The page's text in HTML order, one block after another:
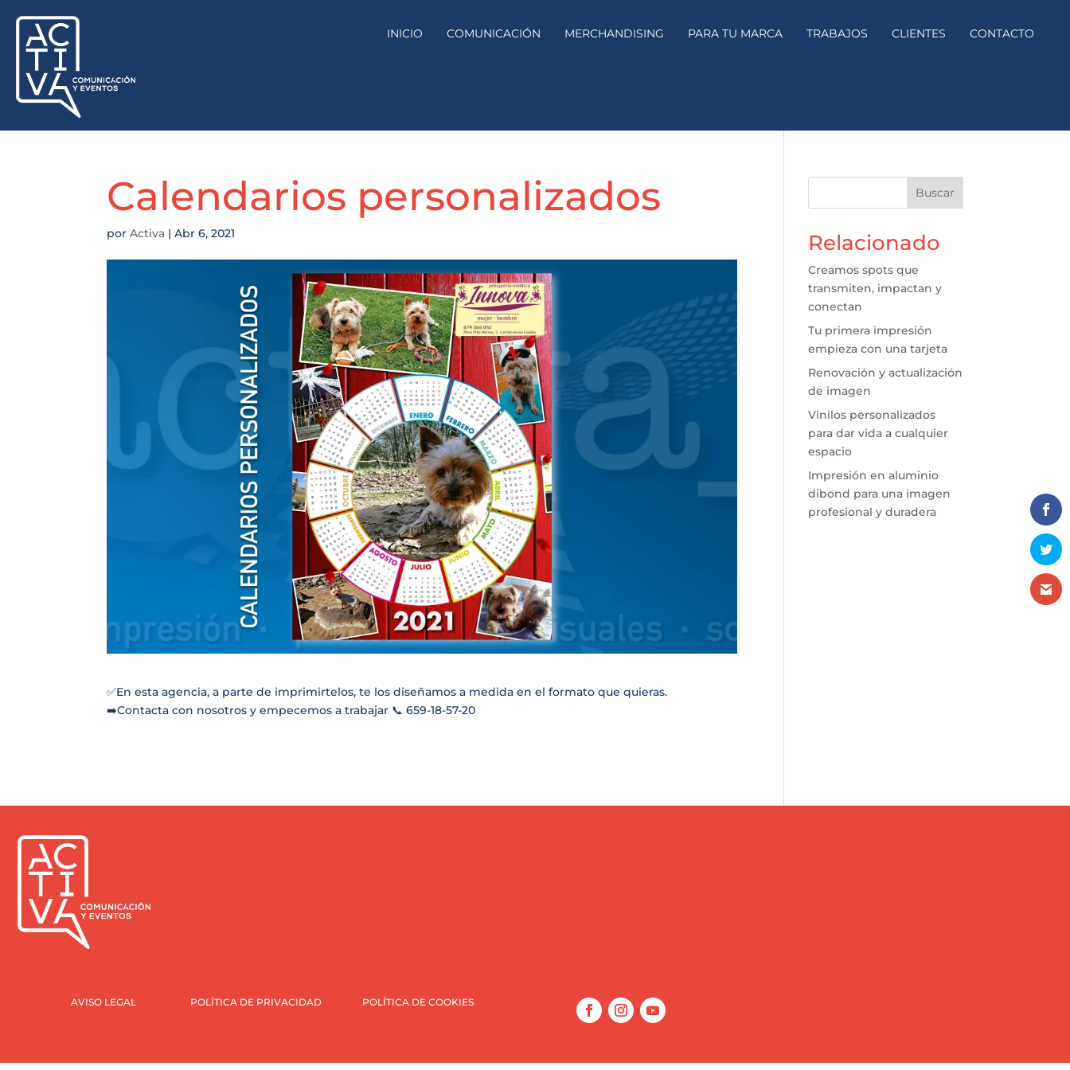
INICIO COMUNICACIÓN MERCHANDISING PARA TU MARCA TRABAJOS CLIENTES CONTACTO
Calendarios personalizados
porActiva |Abr 6, 2021
✅En esta agencia, a parte de imprimirtelos, te los diseñamos a medida en el formato que quieras.
➡️Contacta con nosotros y empecemos a trabajar 📞 659-18-57-20
Buscar
Relacionado
Creamos spots que
transmiten, impactan y
conectan
Tu primera impresión
empieza con una tarjeta
Renovación y actualización
de imagen
Vinilos personalizados
para dar vida a cualquier
espacio
Impresión en aluminio
dibond para una imagen
profesional y duradera
AVISO LEGAL POLÍTICA DE PRIVACIDAD POLÍTICA DE COOKIES